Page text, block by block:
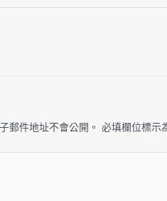
郵件地址不會公開。 必填欄位標示